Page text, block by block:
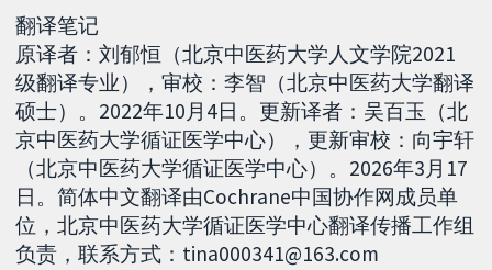
翻译笔记
原译者：刘郁恒（北京中医药大学人文学院2021
级翻译专业），审校：李智（北京中医药大学翻译
硕士）。2022年10月4日。更新译者：吴百玉（北
京中医药大学循证医学中心），更新审校：向宇轩
（北京中医药大学循证医学中心）。2026年3月17
日。简体中文翻译由Cochrane中国协作网成员单
位，北京中医药大学循证医学中心翻译传播工作组
负责，联系方式：tina000341@163.com